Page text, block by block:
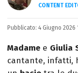
CONTENT
Laurea in
Pixar).
Pubblicato: 4 Giugno 2026
Madame e Giulia
cantante, infatti,